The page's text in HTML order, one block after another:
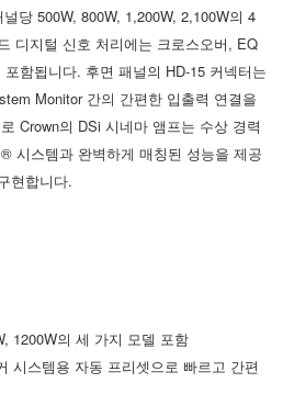
당 500W, 800W, 1,200W, 2,100W의 4
디지털 신호 처리에는 크로스오버, EQ
함됩니다. 후면 패널의 HD-15 커넥터는
Monitor 간의 간편한 입출력 연결을
Crown의 DSi 시네마 앰프는 수상 경력
시스템과 완벽하게 매칭된 성능을 제공
현합니다.
1200W의 세 가지 모델 포함
시스템용 자동 프리셋으로 빠르고 간편